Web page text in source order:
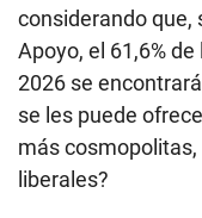
considerando que,
Apoyo, el 61,6%
2026 se
se les puede
más
liberales?